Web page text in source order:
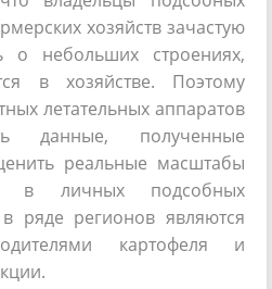
хозяйств зачастую
о небольших строениях,
в хозяйстве. Поэтому
летательных аппаратов
данные, полученные
реальные масштабы
в личных подсобных
ряде регионов являются
картофеля и